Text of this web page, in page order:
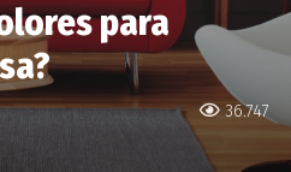
36.747
para